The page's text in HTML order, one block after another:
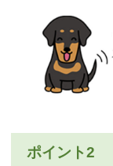
ポイント2